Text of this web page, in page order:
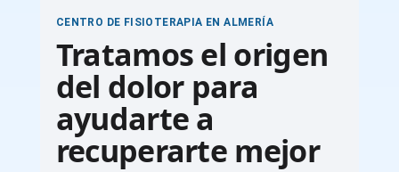
CENTRO DE FISIOTERAPIA EN ALMERÍA
Tratamos el origen
del dolor para
ayudarte a
recuperarte mejor